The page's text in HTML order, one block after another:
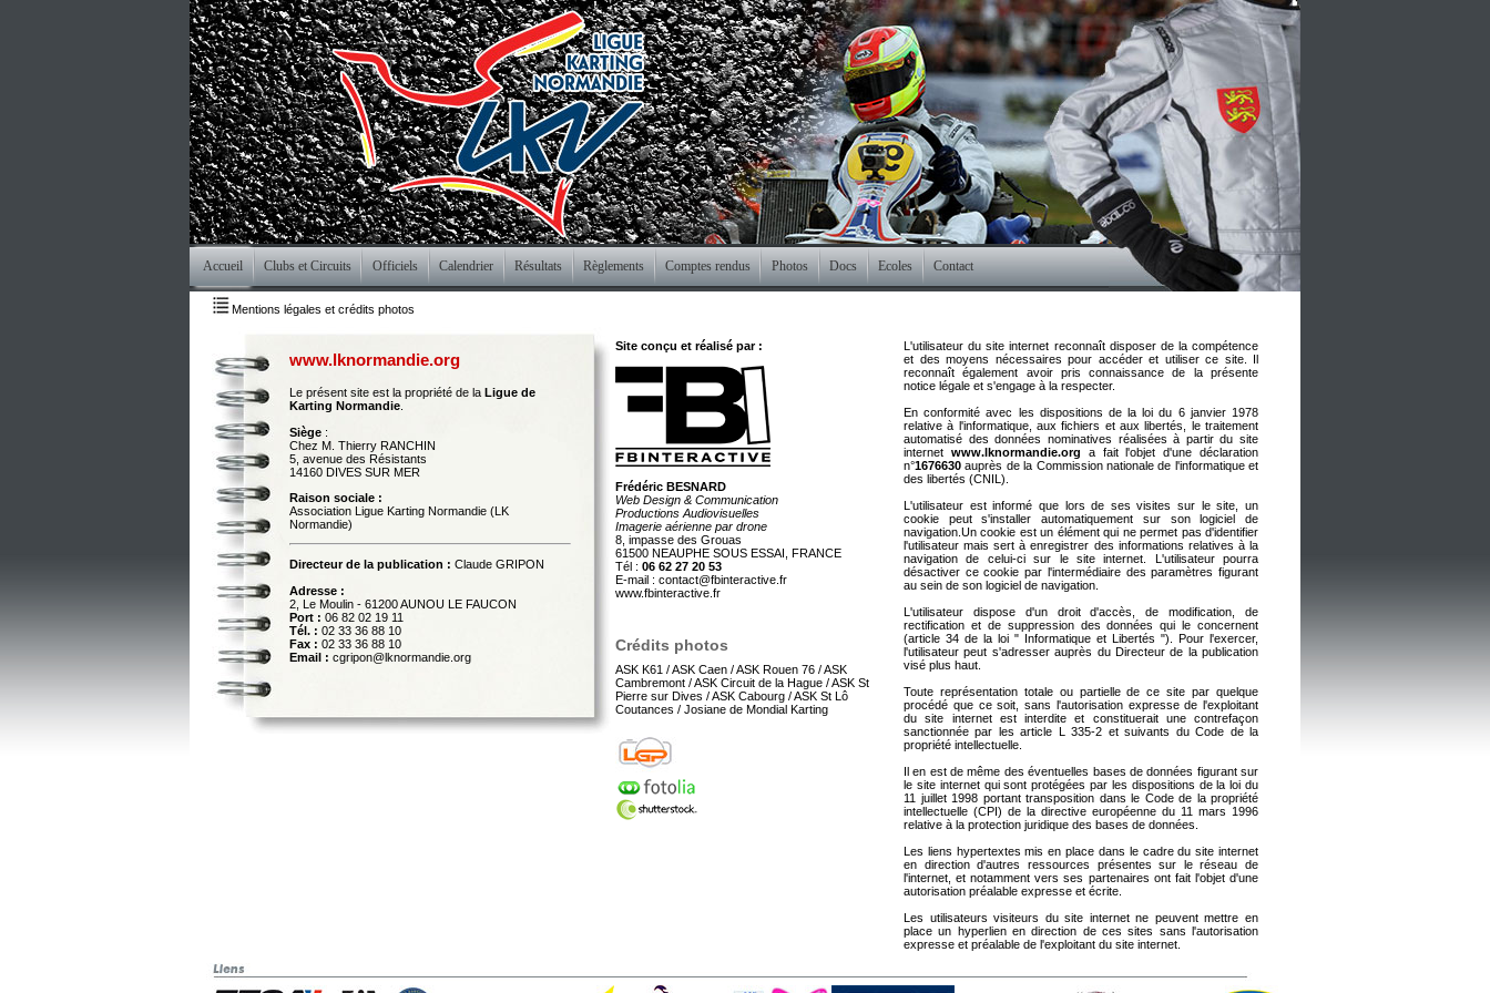
Accueil Clubs et Circuits Officiels Calendrier Résultats Règlements Comptes rendus Photos Docs Ecoles Contact
Mentions légales et crédits photos
www.lknormandie.org
Le présent site est la propriété de la Ligue de
Karting Normandie
Siège :
Chez M. Thierry RANCHIN
5, avenue des Résistants
14160 DIVES SUR MER
Raison sociale :
Association Ligue Karting Normandie (LK
Normandie)
Directeur de la publication : Claude GRIPON
Adresse :
2, Le Moulin - 61200 AUNOU LE FAUCON
Port : 06 82 02 19 11
Tél. : 02 33 36 88 10
Fax : 02 33 36 88 10
Email : cgripon@lknormandie.org
Site conçu et réalisé par :
Frédéric BESNARD
Web Design & Communication
Productions Audiovisuelles
Imagerie aérienne par drone
8, impasse des Grouas
61500 NEAUPHE SOUS ESSAI, FRANCE
Tél : 06 62 27 20 53
E-mail : contact@fbinteractive.fr
www.fbinteractive.fr
Crédits photos
ASK K61 /ASK Caen /ASK Rouen 76 /ASK
Cambremont /ASK Circuit de la Hague /ASK St
Pierre sur Dives /ASK Cabourg /ASK St Lô
Coutances / Josiane de Mondial Karting
L'utilisateur du site internet reconnaît disposer de la compétence
et des moyens nécessaires pour accéder et utiliser ce site. Il
reconnaît également avoir pris connaissance de la présente
notice légale et s'engage à la respecter.
En conformité avec les dispositions de la loi du 6 janvier 1978
relative à l'informatique, aux fichiers et aux libertés, le traitement
automatisé des données nominatives réalisées à partir du site
internet www.lknormandie.org a fait l'objet d'une déclaration
n°1676630 auprès de la Commission nationale de l'informatique et
des libertés (CNIL).
L'utilisateur est informé que lors de ses visites sur le site, un
cookie peut s'installer automatiquement sur son logiciel de
navigation.Un cookie est un élément qui ne permet pas d'identifier
l'utilisateur mais sert à enregistrer des informations relatives à la
navigation de celui-ci sur le site internet. L'utilisateur pourra
désactiver ce cookie par l'intermédiaire des paramètres figurant
au sein de son logiciel de navigation.
L'utilisateur dispose d'un droit d'accès, de modification, de
rectification et de suppression des données qui le concernent
(article 34 de la loi " Informatique et Libertés "). Pour l'exercer,
l'utilisateur peut s'adresser auprès du Directeur de la publication
visé plus haut.
Toute représentation totale ou partielle de ce site par quelque
procédé que ce soit, sans l'autorisation expresse de l'exploitant
du site internet est interdite et constituerait une contrefaçon
sanctionnée par les article L 335-2 et suivants du Code de la
propriété intellectuelle.
Il en est de même des éventuelles bases de données figurant sur
le site internet qui sont protégées par les dispositions de la loi du
11 juillet 1998 portant transposition dans le Code de la propriété
intellectuelle (CPI) de la directive européenne du 11 mars 1996
relative à la protection juridique des bases de données.
Les liens hypertextes mis en place dans le cadre du site internet
en direction d'autres ressources présentes sur le réseau de
l'internet, et notamment vers ses partenaires ont fait l'objet d'une
autorisation préalable expresse et écrite.
Les utilisateurs visiteurs du site internet ne peuvent mettre en
place un hyperlien en direction de ces sites sans l'autorisation
expresse et préalable de l'exploitant du site internet.